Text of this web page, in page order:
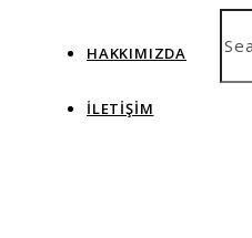
HAKKIMIZDA
İLETIŞIM